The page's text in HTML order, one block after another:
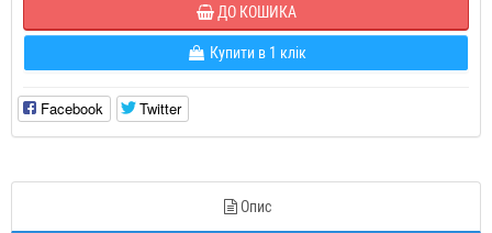
ДО КОШИКА
Купити в 1 клік
Facebook Twitter
Опис